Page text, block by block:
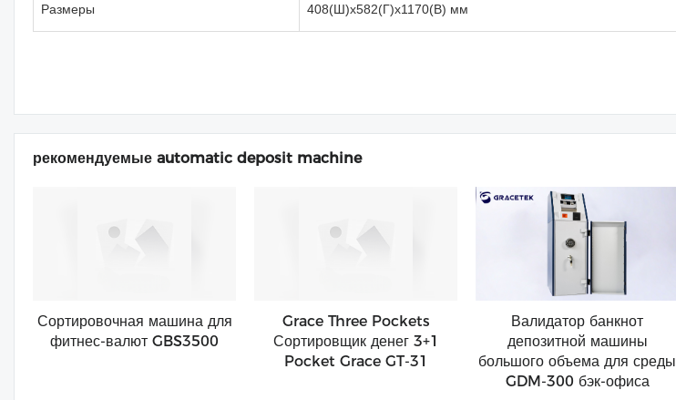
Размеры 408(Ш)x582(Г)x1170(В) мм
рекомендуемые automatic deposit machine
Сортировочная машина для
фитнес-валют GBS3500
Grace Three Pockets
Сортировщик денег 3+1
Pocket Grace GT-31
Валидатор банкнот
депозитной машины
большого объема для среды
GDM-300 бэк-офиса